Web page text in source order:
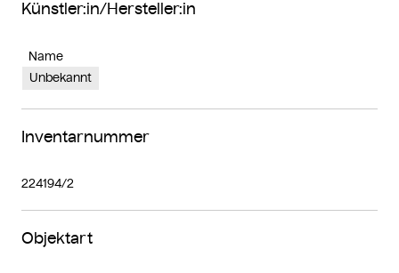
Künstler:in/Hersteller:in
Name
Unbekannt
Inventarnummer
224194/2
Objektart